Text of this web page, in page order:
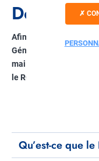
Dossier
Afin de vous
Général pour la
mai 2018, Axess met
le RGPD qui reprend
FAQ
Qu’est-ce que le